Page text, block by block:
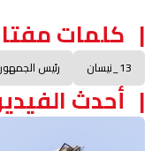
كلمات
13_نيسان رئيس
أحدث